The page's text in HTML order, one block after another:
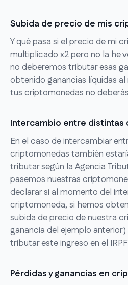
Subida de precio de mis
Y qué pasa si el precio de mi
multiplicado x2 pero no la he
no deberemos tributar esas
obtenido ganancias líquidas al
tus criptomonedas no
Intercambio entre
En el caso de intercambiar
criptomonedas también
tributar según la Agencia
pasemos nuestras
declarar si al momento del
criptomoneda, si hemos
subida de precio de nuestra
ganancia del ejemplo
tributar este ingreso en el
Pérdidas y ganancias en